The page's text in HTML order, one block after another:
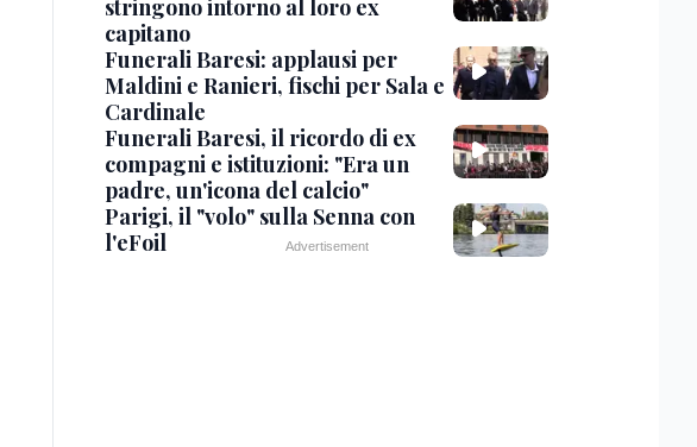
stringono intorno al loro ex
capitano
Funerali Baresi: applausi per
Maldini e Ranieri, fischi per Sala e
Cardinale
Funerali Baresi, il ricordo di ex
compagni e istituzioni: "Era un
padre, un'icona del calcio"
Parigi, il "volo" sulla Senna con
l'eFoil